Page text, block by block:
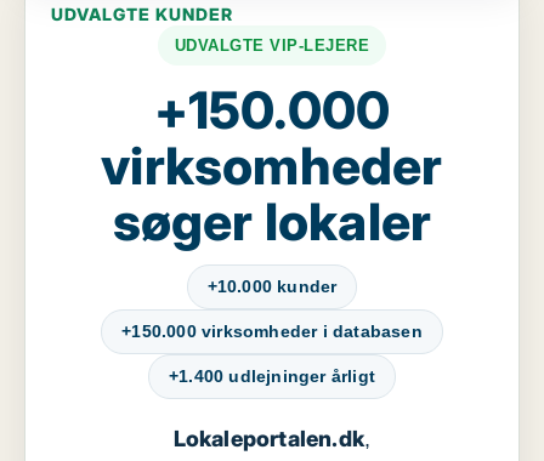
UDVALGTE KUNDER
UDVALGTE VIP-LEJERE
+150.000
virksomheder
søger lokaler
+10.000 kunder
+150.000 virksomheder i databasen
+1.400 udlejninger årligt
Lokaleportalen.dk,